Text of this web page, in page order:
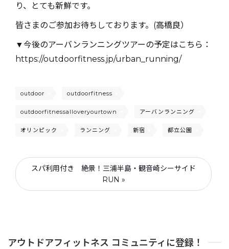
り、とても新鮮です。
皆さまのご参加お待ちしております。(高橋良）
▼今後のアーバンランニングツアーの予定はこちら：
https://outdoorfitness.jp/urban_running/
outdoor outdoorfitness
outdoorfitnessalloveryourtown アーバンランニング
オリンピック ランニング 新宿 都立公園
スパ利用付き 絶景！三浦半島・観音崎シーサイド
RUN »
アウトドアフィットネス コミュニティに登録！